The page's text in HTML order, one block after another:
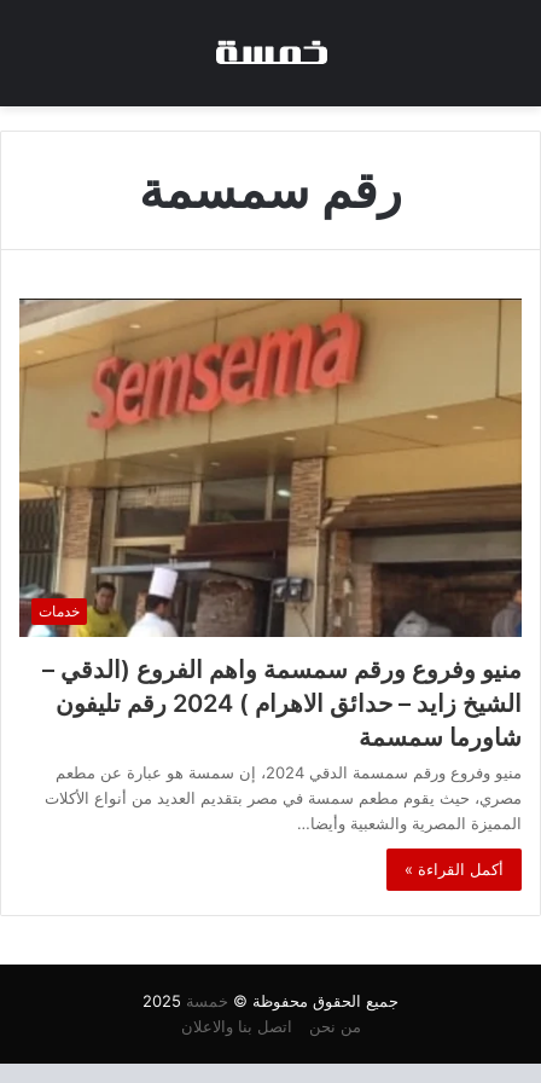
رقم سمسمة
خدمات
منيو وفروع ورقم سمسمة واهم الفروع (الدقي –
الشيخ زايد – حدائق الاهرام ) 2024 رقم تليفون
شاورما سمسمة
منيو وفروع ورقم سمسمة الدقي 2024، إن سمسة هو عبارة عن مطعم
مصري، حيث يقوم مطعم سمسة في مصر بتقديم العديد من أنواع الأكلات
المميزة المصرية والشعبية وأيضا…
أكمل القراءة »
جميع الحقوق محفوظة © خمسة
من نحن
اتصل بنا والاعلان